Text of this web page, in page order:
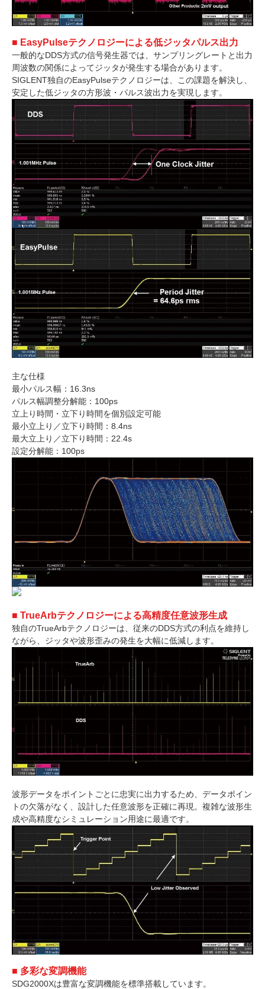
■ EasyPulseテクノロジーによる低ジッタパルス出力
一般的なDDS方式の信号発生器では、サンプリングレートと出力
周波数の関係によってジッタが発生する場合があります。
SIGLENT独自のEasyPulseテクノロジーは、この課題を解決し、
安定した低ジッタの方形波・パルス波出力を実現します。
主な仕様
最小パルス幅：16.3ns
パルス幅調整分解能：100ps
立上り時間・立下り時間を個別設定可能
最小立上り／立下り時間：8.4ns
最大立上り／立下り時間：22.4s
設定分解能：100ps
■ TrueArbテクノロジーによる高精度任意波形生成
独自のTrueArbテクノロジーは、従来のDDS方式の利点を維持し
ながら、ジッタや波形歪みの発生を大幅に低減します。
波形データをポイントごとに忠実に出力するため、データポイン
トの欠落がなく、設計した任意波形を正確に再現。複雑な波形生
成や高精度なシミュレーション用途に最適です。
■ 多彩な変調機能
SDG2000Xは豊富な変調機能を標準搭載しています。